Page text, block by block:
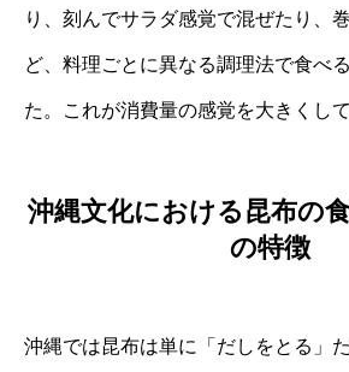
り、刻んでサラダ感覚で混ぜたり、
ど、料理ごとに異なる調理法で食べ
た。これが消費量の感覚を大きくし
沖縄文化における昆布の
の特徴
沖縄では昆布は単に「だしをとる」